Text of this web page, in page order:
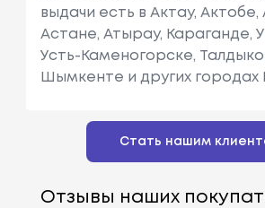
выдачи есть в Актау,
Астане, Атырау, Караганде,
Усть-Каменогорске,
Шымкенте и других городах
Стать нашим
Отзывы наших